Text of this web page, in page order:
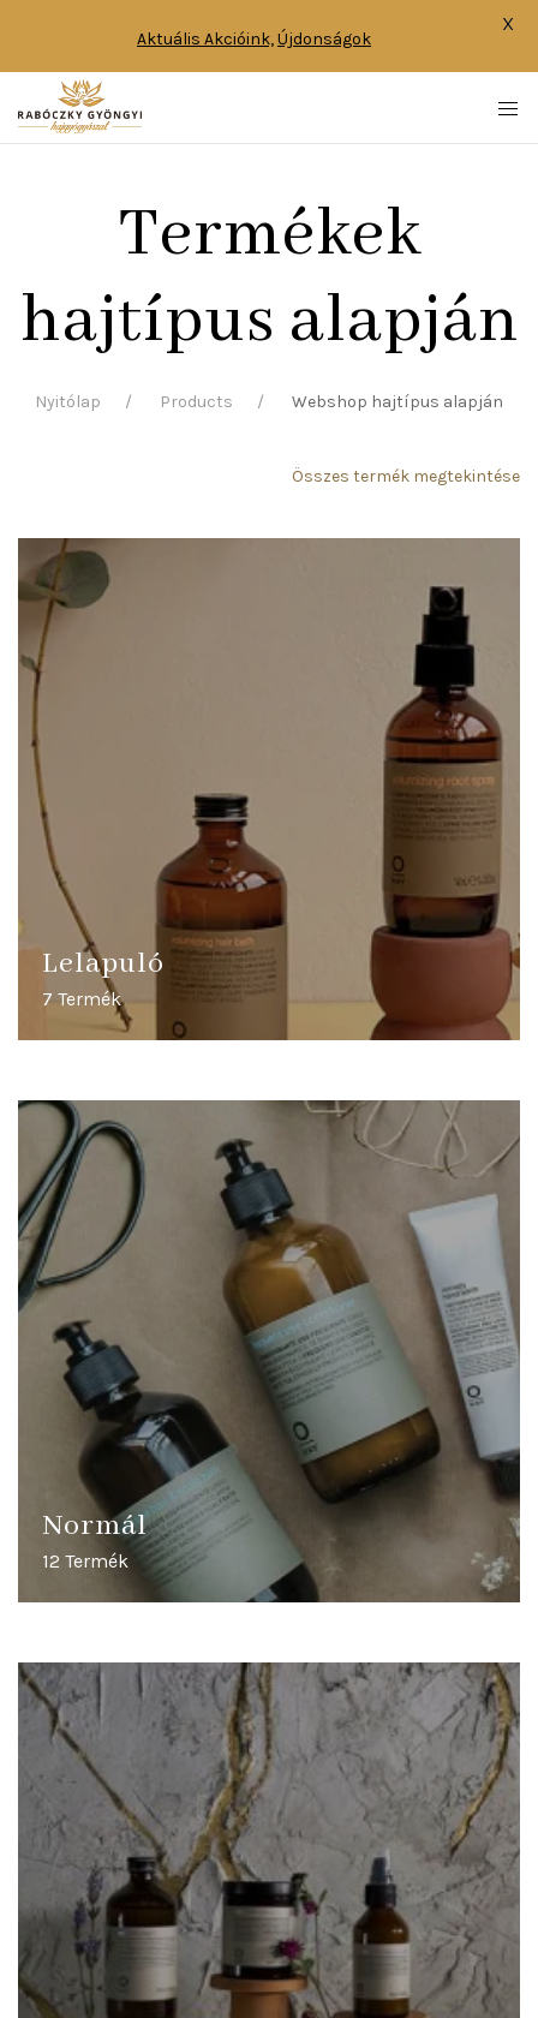
Termékek
hajtípus alapján
Nyitólap Products Webshop hajtípus alapján
Összes termék megtekintése
Lelapuló
7 Termék
Normál
12 Termék
Aktuális Akcióink,Újdonságok
X